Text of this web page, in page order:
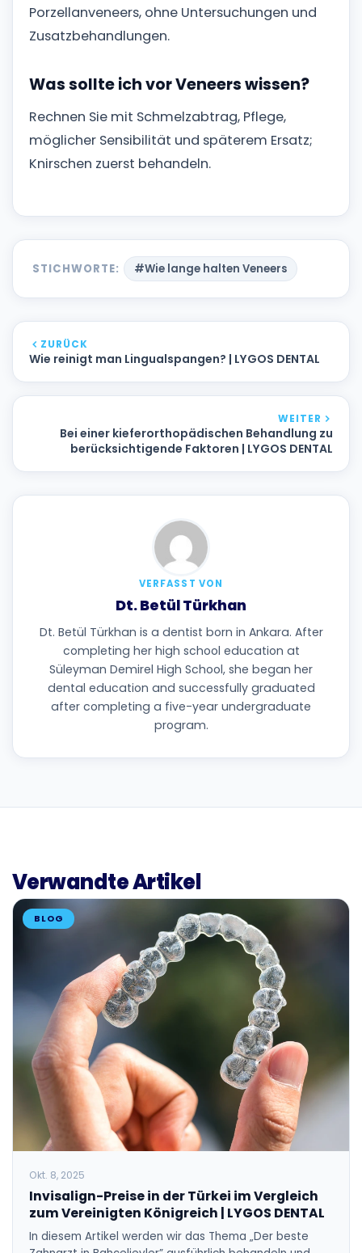
Porzellanveneers, ohne Untersuchungen und
Zusatzbehandlungen.
Was sollte ich vor Veneers wissen?
Rechnen Sie mit Schmelzabtrag, Pflege,
möglicher Sensibilität und späterem Ersatz;
Knirschen zuerst behandeln.
STICHWORTE: #Wie lange halten Veneers
ZURÜCK
Wie reinigt man Lingualspangen? | LYGOS DENTAL
WEITER
Bei einer kieferorthopädischen Behandlung zu
berücksichtigende Faktoren | LYGOS DENTAL
VERFASST VON
Dt. Betül Türkhan
Dt. Betül Türkhan is a dentist born in Ankara. After
completing her high school education at
Süleyman Demirel High School, she began her
dental education and successfully graduated
after completing a five-year undergraduate
program.
Verwandte Artikel
BLOG
Okt. 8, 2025
Invisalign-Preise in der Türkei im Vergleich
zum Vereinigten Königreich | LYGOS DENTAL
In diesem Artikel werden wir das Thema „Der beste